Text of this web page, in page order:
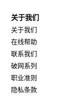
关于我们
关于我们
在线帮助
联系我们
破网系列
职业准则
隐私条款